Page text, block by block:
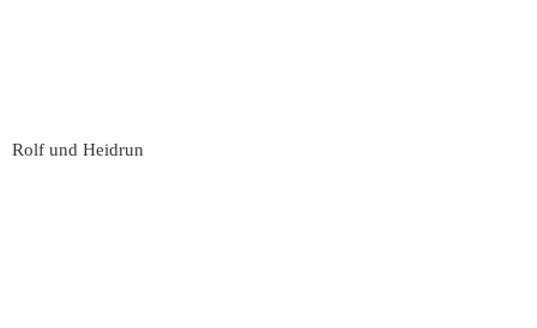
Rolf und Heidrun